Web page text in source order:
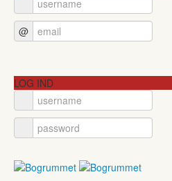
@
LOG IND